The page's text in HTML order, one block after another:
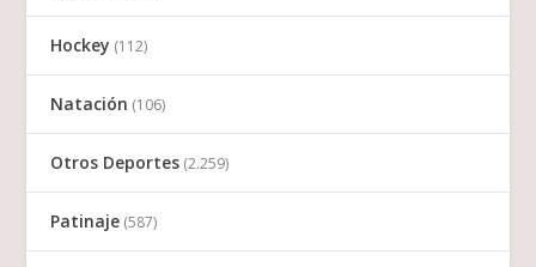
Hockey (112)
Natación (106)
Otros Deportes (2.259)
Patinaje (587)